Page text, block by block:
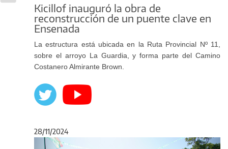
Kicillof inauguró la obra de
reconstrucción de un puente clave en
Ensenada
La estructura está ubicada en la Ruta Provincial Nº 11,
sobre el arroyo La Guardia, y forma parte del Camino
Costanero Almirante Brown.
28/11/2024
Anterior